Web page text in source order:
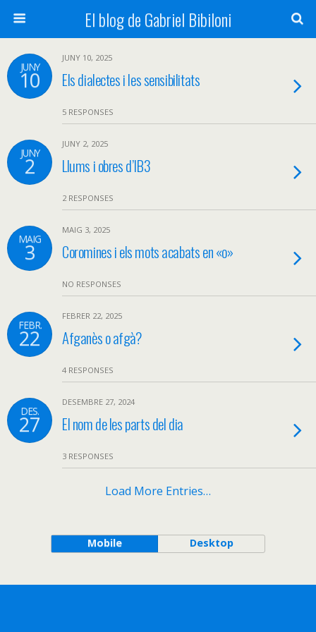
El blog de Gabriel Bibiloni
JUNY
10
JUNY 10, 2025
Els dialectes i les sensibilitats
5 RESPONSES
JUNY
2
JUNY 2, 2025
Llums i obres d’IB3
2 RESPONSES
MAIG
3
MAIG 3, 2025
Coromines i els mots acabats en «o»
NO RESPONSES
FEBR.
22
FEBRER 22, 2025
Afganès o afgà?
4 RESPONSES
DES.
27
DESEMBRE 27, 2024
El nom de les parts del dia
3 RESPONSES
Load More Entries…
Mobile Desktop